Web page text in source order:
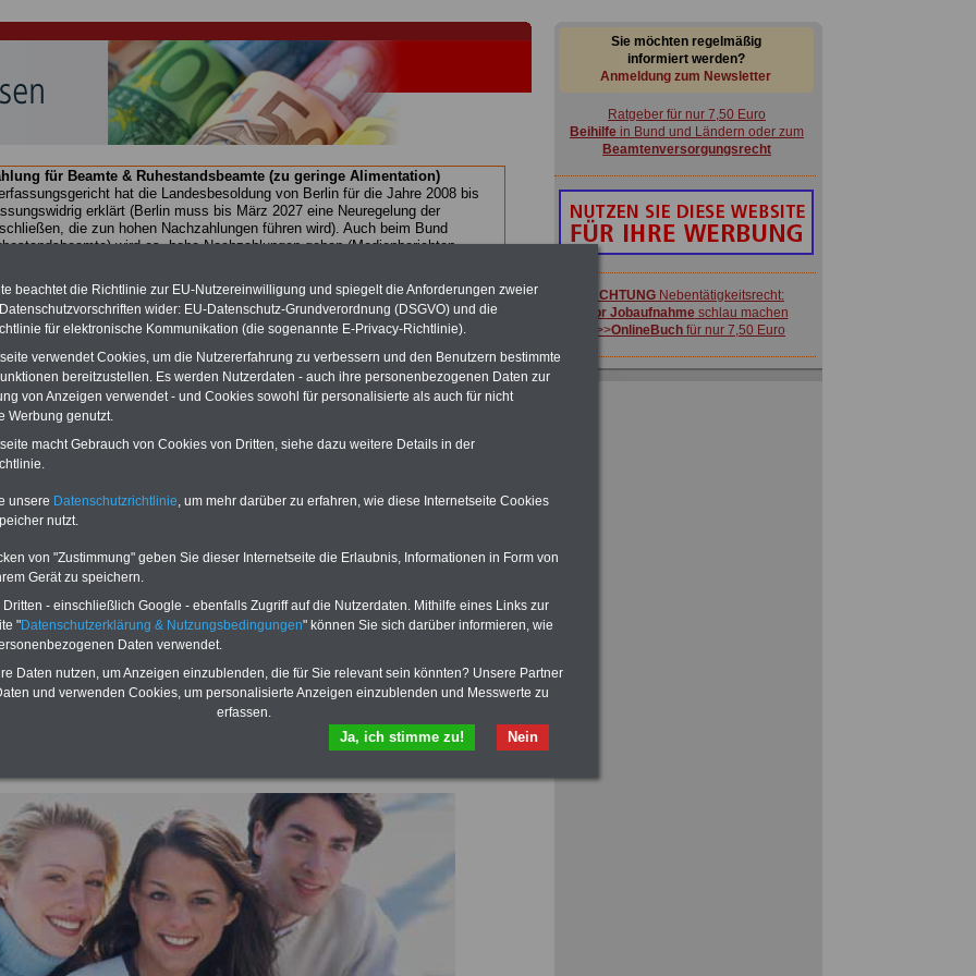
für Beamte & Ruhestandsbeamte (zu geringe Alimentation)
hat die Landesbesoldung von Berlin für die Jahre 2008 bis
erklärt (Berlin muss bis März 2027 eine Neuregelung der
die zun hohen Nachzahlungen führen wird). Auch beim Bund
wird es hohe Nachzahlungen geben (Medienberichten
hierzu eine Broschüre heraus, die unmittelbar nach dem Beschluss des
der Bundesregierung vorgelegt wird (wahrscheinlich im Quartal.2026
der Broschüre.
Sonderausgabe zum Berufseinstieg im öffentlichen Dienst
und Recht während der Ausbildung
mit drei Ratgebern für nur
für Beamtinnen
sowie Beihilferecht in Bund und
Ratgeber sind übersichtlich
erläutern auch komplizierte
(auch für
und Mitarbeiterdes Landes
DasBEHÖRDEN-ABO
werden
Broschüre zum vorbestellen:
Nachzahlungen für
der amtsangemessen
>>>zur (Vor)Bestellung
PDF-SERVICE: 10 Bücher bzw. eBooks zu
können Sie zehn Bücher als eBook
behandeln Beamtenrecht, Besoldung, Beihilfe,
Beamtenversorgung, Rund ums Geld,
und Berufseinstieg im öffentlichen Dienst.
Man kann die eBooks herunterladen,
Sie möchten regelmäßig
informiert werden?
Anmeldung zum Newsletter
Ratgeber für nur 7,50 Euro
Beihilfe in Bund und Ländern oder zum
Beamtenversorgungsrecht
ACHTUNG Nebentätigkeitsrecht:
vor Jobaufnahmeschlau machen
>>>OnlineBuch für nur 7,50 Euro
beachtet die Richtlinie zur EU-Nutzereinwilligung und spiegelt die Anforderungen zweier
wider: EU-Datenschutz-Grundverordnung (DSGVO) und die
für elektronische Kommunikation (die sogenannte E-Privacy-Richtlinie).
verwendet Cookies, um die Nutzererfahrung zu verbessern und den Benutzern bestimmte
bereitzustellen. Es werden Nutzerdaten - auch ihre personenbezogenen Daten zur
von Anzeigen verwendet - und Cookies sowohl für personalisierte als auch für nicht
Werbung genutzt.
macht Gebrauch von Cookies von Dritten, siehe dazu weitere Details in der
unsere Datenschutzrichtlinie, um mehr darüber zu erfahren, wie diese Internetseite Cookies
nutzt.
von "Zustimmung" geben Sie dieser Internetseite die Erlaubnis, Informationen in Form von
Gerät zu speichern.
- einschließlich Google - ebenfalls Zugriff auf die Nutzerdaten. Mithilfe eines Links zur
"Datenschutzerklärung & Nutzungsbedingungen" können Sie sich darüber informieren, wie
Daten verwendet.
Daten nutzen, um Anzeigen einzublenden, die für Sie relevant sein könnten? Unsere Partner
und verwenden Cookies, um personalisierte Anzeigen einzublenden und Messwerte zu
erfassen.
Nein
Ja, ich stimme zu!